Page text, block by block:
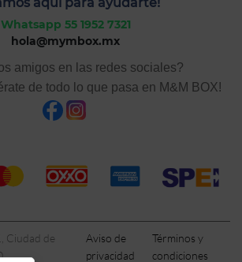
aquí para ayudarte!
Whatsapp 55 1952 7321
hola@mymbox.mx
amigos en las redes sociales?
de todo lo que pasa en M&M BOX!
Ciudad de
Aviso de
privacidad
Términos y
condiciones